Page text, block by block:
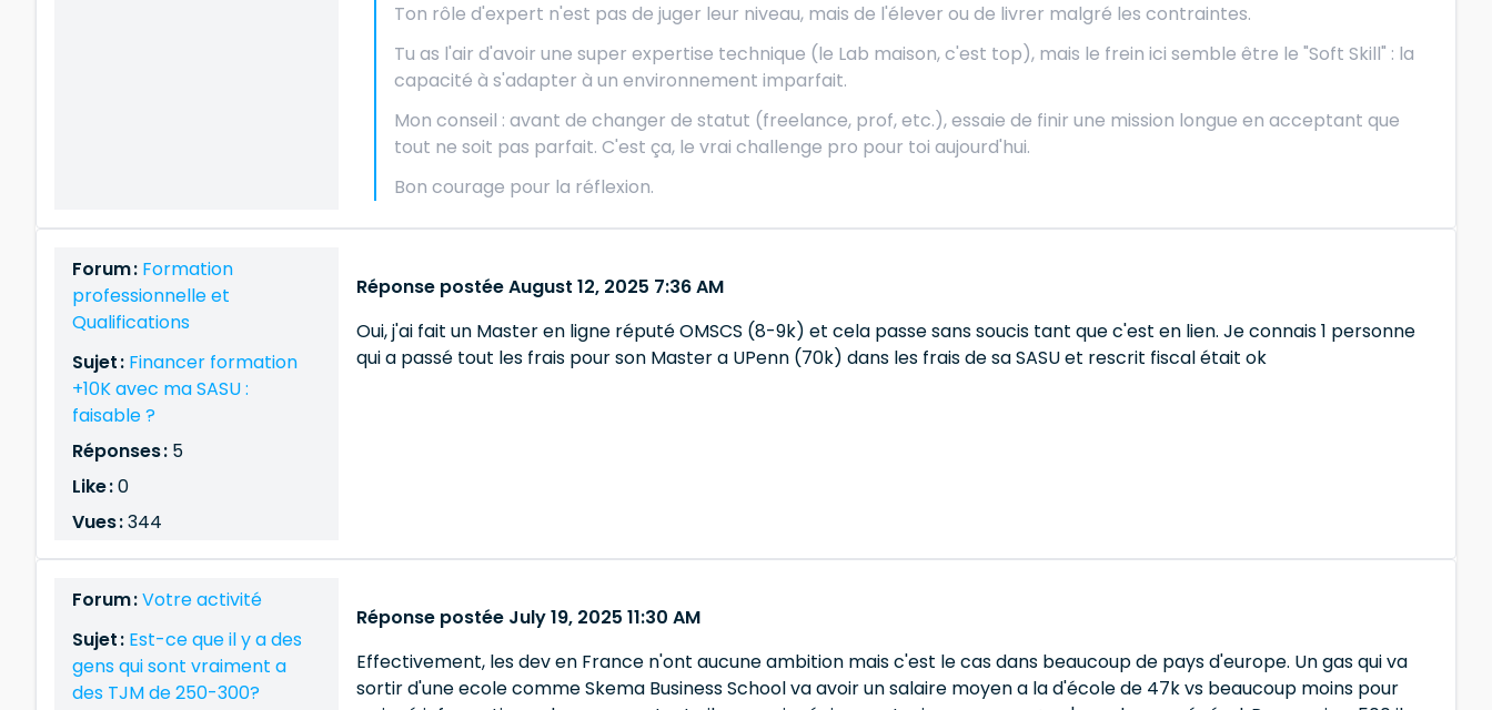
Ton rôle d'expert n'est pas de juger leur niveau, mais de l'élever ou de livrer malgré les contraintes.
Tu as l'air d'avoir une super expertise technique (le Lab maison, c'est top), mais le frein ici semble être le "Soft Skill" : la
capacité à s'adapter à un environnement imparfait.
Mon conseil : avant de changer de statut (freelance, prof, etc.), essaie de finir une mission longue en acceptant que
tout ne soit pas parfait. C'est ça, le vrai challenge pro pour toi aujourd'hui.
Bon courage pour la réflexion.
Forum : Formation
professionnelle et
Qualifications
Sujet : Financer formation
+10K avec ma SASU :
faisable ?
Réponses : 5
Like :0
Vues :344
Réponse postée August 12, 2025 7:36 AM
Oui, j'ai fait un Master en ligne réputé OMSCS (8-9k) et cela passe sans soucis tant que c'est en lien. Je connais 1 personne
qui a passé tout les frais pour son Master a UPenn (70k) dans les frais de sa SASU et rescrit fiscal était ok
Forum :Votre activité
Sujet : Est-ce que il y a des
gens qui sont vraiment a
des TJM de 250-300?
Réponse postée July 19, 2025 11:30 AM
Effectivement, les dev en France n'ont aucune ambition mais c'est le cas dans beaucoup de pays d'europe. Un gas qui va
sortir d'une ecole comme Skema Business School va avoir un salaire moyen a la d'école de 47k vs beaucoup moins pour